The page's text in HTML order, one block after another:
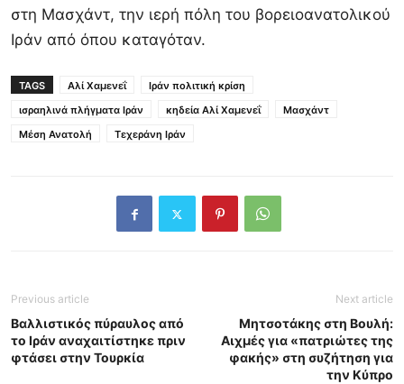
στη Μασχάντ, την ιερή πόλη του βορειοανατολικού
Ιράν από όπου καταγόταν.
TAGS Αλί Χαμενεΐ
Ιράν πολιτική κρίση
ισραηλινά πλήγματα Ιράν
κηδεία Αλί Χαμενεΐ
Μασχάντ
Μέση Ανατολή
Τεχεράνη Ιράν
Previous article
Βαλλιστικός πύραυλος από
το Ιράν αναχαιτίστηκε πριν
φτάσει στην Τουρκία
Next article
Μητσοτάκης στη Βουλή:
Αιχμές για «πατριώτες της
φακής» στη συζήτηση για
την Κύπρο